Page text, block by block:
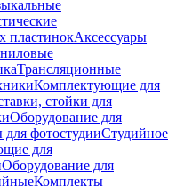
пластинокАксессуары
Трансляционные
Комплектующие для
стойки для
Оборудование для
фотостудииСтудийное
для
Оборудование для
Комплекты